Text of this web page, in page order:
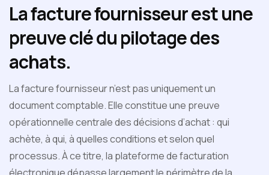
La facture fournisseur est une
preuve clé du pilotage des
achats.
La facture fournisseur n’est pas uniquement un
document comptable. Elle constitue une preuve
opérationnelle centrale des décisions d’achat : qui
achète, à qui, à quelles conditions et selon quel
processus. À ce titre, la plateforme de facturation
électronique dépasse largement le périmètre de la